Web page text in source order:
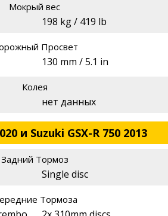
Мокрый вес
198 kg / 419 lb
Просвет
130 mm / 5.1 in
Колея
нет данных
и Suzuki GSX-R 750 2013
Задний Тормоз
Single disc
Тормоза